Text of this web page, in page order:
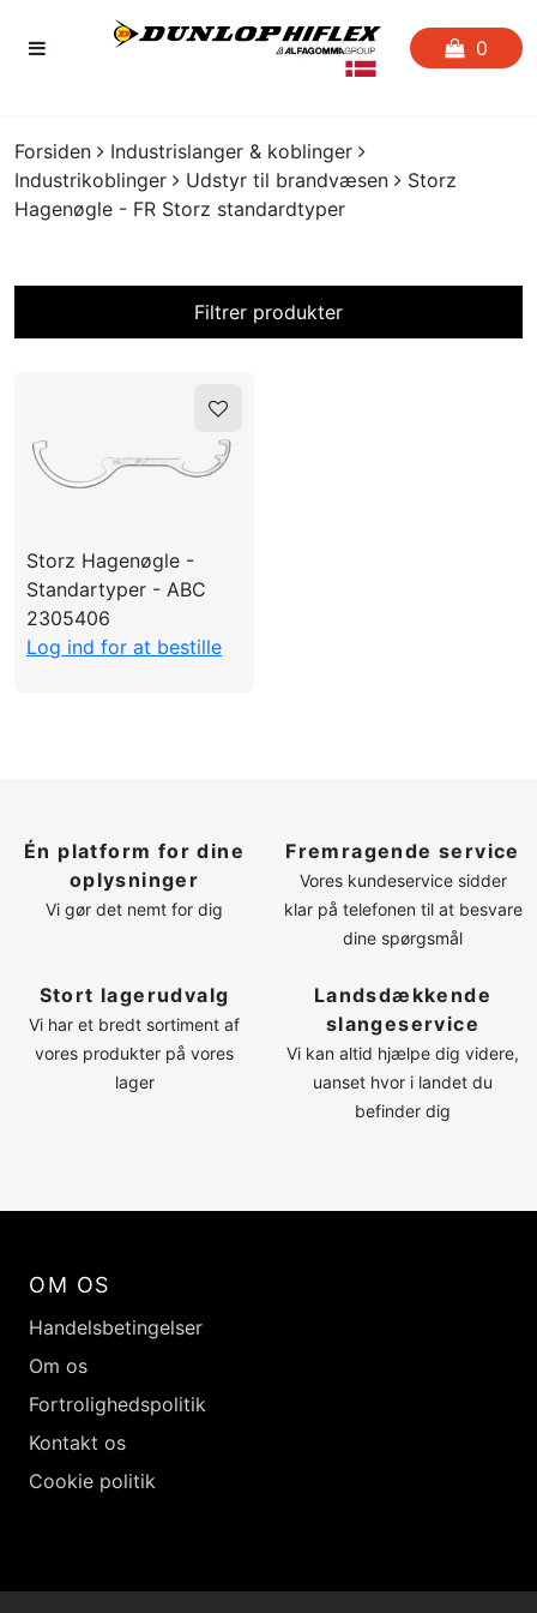
0
FORSIDEN
FAVORITLISTE
CRIMP
UDGÅENDE VARER
LOG IND
OPRET PROFIL
Forsiden
Industrislanger & koblinger
Industrikoblinger
Udstyr til brandvæsen
Storz
Hagenøgle - FR Storz standardtyper
Filtrer produkter
Storz Hagenøgle -
Standartyper - ABC
2305406
Log ind for at bestille
Én platform for dine
oplysninger
Vi gør det nemt for dig
Fremragende service
Vores kundeservice sidder
klar på telefonen til at besvare
dine spørgsmål
Stort lagerudvalg
Vi har et bredt sortiment af
vores produkter på vores
lager
Landsdækkende
slangeservice
Vi kan altid hjælpe dig videre,
uanset hvor i landet du
befinder dig
OM OS
Handelsbetingelser
Om os
Fortrolighedspolitik
Kontakt os
Cookie politik